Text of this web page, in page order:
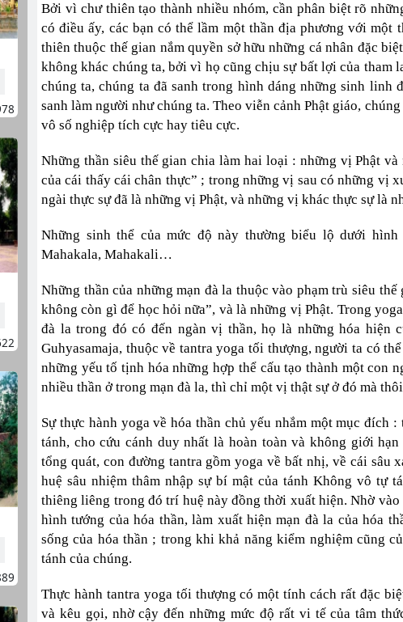
Bởi vì chư thiên tạo thành nhiều nhóm, cần phân biệt rõ
có điều ấy, các bạn có thể lầm một thần địa phương với một
thiên thuộc thế gian nắm quyền sở hữu những cá nhân đặc
không khác chúng ta, bởi vì họ cũng chịu sự bất lợi của tham
chúng ta, chúng ta đã sanh trong hình dáng những sinh linh
sanh làm người như chúng ta. Theo viễn cảnh Phật giáo,
vô số nghiệp tích cực hay tiêu cực.
Những thần siêu thế gian chia làm hai loại : những vị Phật
của cái thấy cái chân thực” ; trong những vị sau có những vị
ngài thực sự đã là những vị Phật, và những vị khác thực sự là
Những sinh thể của mức độ này thường biểu lộ dưới
Mahakala, Mahakali…
Những thần của những mạn đà la thuộc vào phạm trù siêu
không còn gì để học hỏi nữa”, và là những vị Phật. Trong
đà la trong đó có đến ngàn vị thần, họ là những hóa hiện
Guhyasamaja, thuộc về tantra yoga tối thượng, người ta có
những yếu tố tịnh hóa những hợp thể cấu tạo thành một con
nhiều thần ở trong mạn đà la, thì chỉ một vị thật sự ở đó mà
Sự thực hành yoga về hóa thần chủ yếu nhắm một mục đích
tánh, cho cứu cánh duy nhất là hoàn toàn và không giới
tổng quát, con đường tantra gồm yoga về bất nhị, về cái sâu
huệ sâu nhiệm thâm nhập sự bí mật của tánh Không vô tự
thiêng liêng trong đó trí huệ này đồng thời xuất hiện. Nhờ
hình tướng của hóa thần, làm xuất hiện mạn đà la của hóa
sống của hóa thần ; trong khi khả năng kiểm nghiệm cũng
tánh của chúng.
Thực hành tantra yoga tối thượng có một tính cách rất đặc
và kêu gọi, nhờ cậy đến những mức độ rất vi tế của tâm